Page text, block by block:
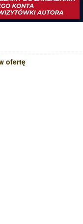
ofertę